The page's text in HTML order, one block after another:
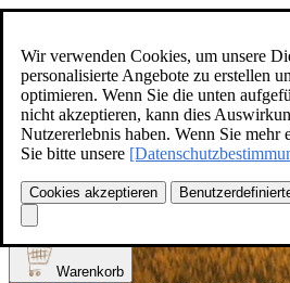
Wir verwenden Cookies, um unsere
personalisierte Angebote zu erstellen
optimieren. Wenn Sie die unten
nicht akzeptieren, kann dies
Nutzererlebnis haben. Wenn Sie mehr
Sie bitte unsere
Cookies akzeptieren
Zum Inhalt springen
+49(0)5129-308
Produkt finden
0
Warenkorb